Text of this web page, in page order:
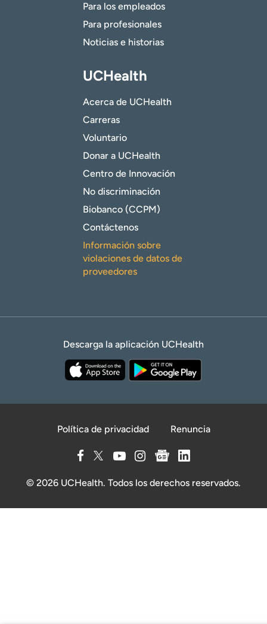
Para los empleados
Para profesionales
Noticias e historias
UCHealth
Acerca de UCHealth
Carreras
Voluntario
Donar a UCHealth
Centro de Innovación
No discriminación
Biobanco (CCPM)
Contáctenos
Información sobre
violaciones de datos de
proveedores
Descarga la aplicación UCHealth
Política de privacidad Renuncia
© 2026 UCHealth. Todos los derechos reservados.